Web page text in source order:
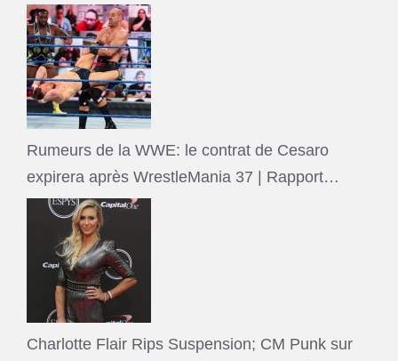
Rumeurs de la WWE: le contrat de Cesaro
expirera après WrestleMania 37 | Rapport…
Charlotte Flair Rips Suspension; CM Punk sur